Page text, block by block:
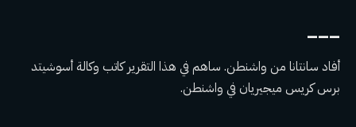
أفاد سانتانا من واشنطن. ساهم في هذا التقرير كاتب وكالة أسوشيتد
برس كريس ميجيريان في واشنطن.